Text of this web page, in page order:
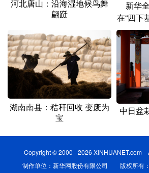
河北唐山：沿海湿地候鸟舞
翩跹
新华
在“四下
湖南南县：秸秆回收 变废为
宝
中日盆
Copyright © 2000 - 2026 XINHUANET.com
制作单位：新华网股份有限公司 版权所有：